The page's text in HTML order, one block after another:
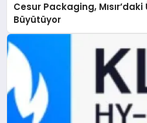
Cesur Packaging,
Büyütüyor